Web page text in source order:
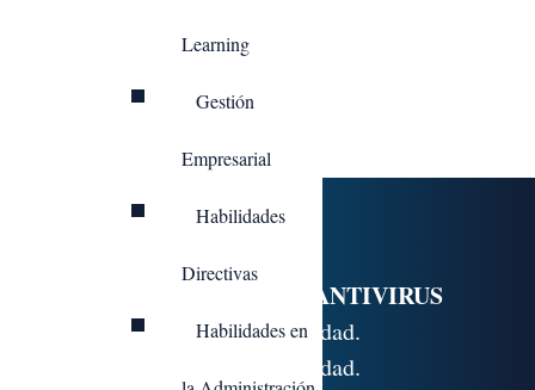
MODALIDAD:
ONLINE
INTRODUCCIÓN Y ANTIVIRUS
1.1. Introducción a la seguridad.
1.2. Introducción a la seguridad.
Learning
Gestión
Empresarial
Habilidades
Directivas
Habilidades en